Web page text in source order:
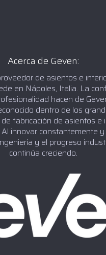
Acerca de Geven:
de asientos e
en Nápoles, Italia. La
hacen de
dentro de los
fabricación de asientos e
innovar constantemente
y el progreso
continúa creciendo.